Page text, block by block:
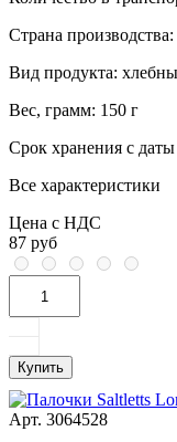
Страна производства:
Вид продукта:
Вес, грамм: 150 г
Срок хранения с даты
Все характеристики
Цена с НДС
87 руб
Купить
Арт. 3064528